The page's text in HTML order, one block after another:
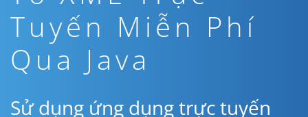
Tuyến Miễn Phí
Qua Java
Sử dụng ứng dụng trực tuyến